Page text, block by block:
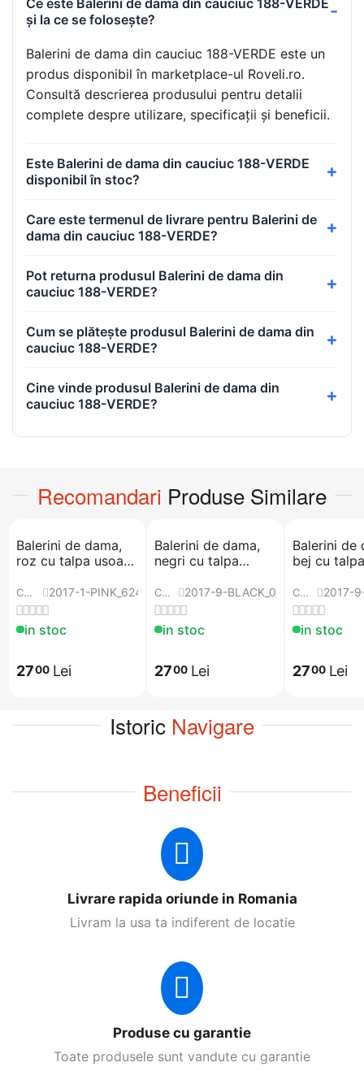
și la ce se folosește?
Balerini de dama din cauciuc 188-VERDE este un
produs disponibil în marketplace-ul Roveli.ro.
Consultă descrierea produsului pentru detalii
complete despre utilizare, specificații și beneficii.
Este Balerini de dama din cauciuc 188-VERDE
disponibil în stoc?
Care este termenul de livrare pentru Balerini de
dama din cauciuc 188-VERDE?
Pot returna produsul Balerini de dama din
cauciuc 188-VERDE?
Cum se plătește produsul Balerini de dama din
cauciuc 188-VERDE?
Cine vinde produsul Balerini de dama din
cauciuc 188-VERDE?
Recomandari Produse Similare
​Balerini de dama,
roz cu talpa usoara
COD: 2017-1-PINK_6244
in stoc
2700 Lei
​Balerini de dama,
negri cu talpa
BLACK
COD: 2017-9-BLACK_0550
in stoc
2700 Lei
Balerini de
bej cu
COD: 2017-
in stoc
2700 Lei
Istoric Navigare
Beneficii
Livrare rapida oriunde in Romania
Livram la usa ta indiferent de locatie
Produse cu garantie
Toate produsele sunt vandute cu garantie